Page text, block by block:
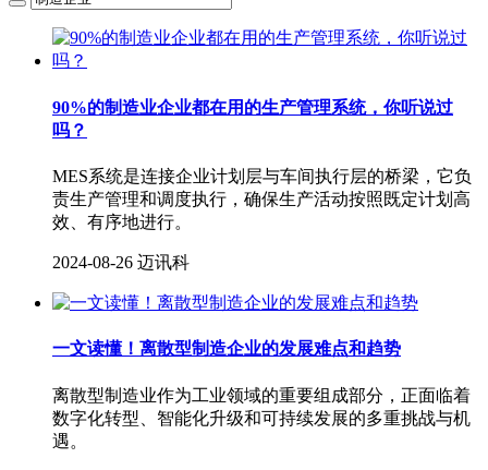
90%的制造业企业都在用的生产管理系统，你听说过
吗？
MES系统是连接企业计划层与车间执行层的桥梁，它负
责生产管理和调度执行，确保生产活动按照既定计划高
效、有序地进行。
2024-08-26 迈讯科
一文读懂！离散型制造企业的发展难点和趋势
离散型制造业作为工业领域的重要组成部分，正面临着
数字化转型、智能化升级和可持续发展的多重挑战与机
遇。